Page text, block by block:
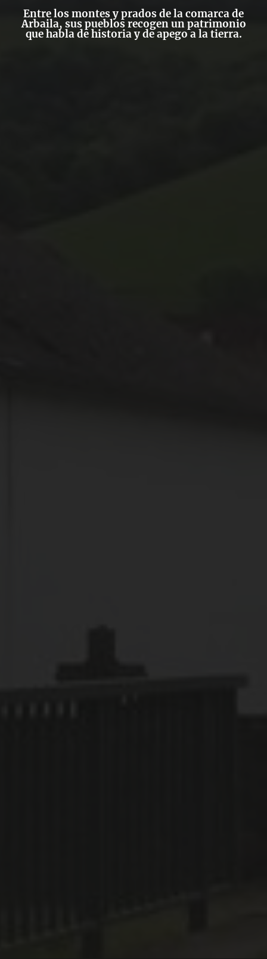
Entre los montes y prados de la comarca de
Arbaila, sus pueblos recogen un patrimonio
que habla de historia y de apego a la tierra.